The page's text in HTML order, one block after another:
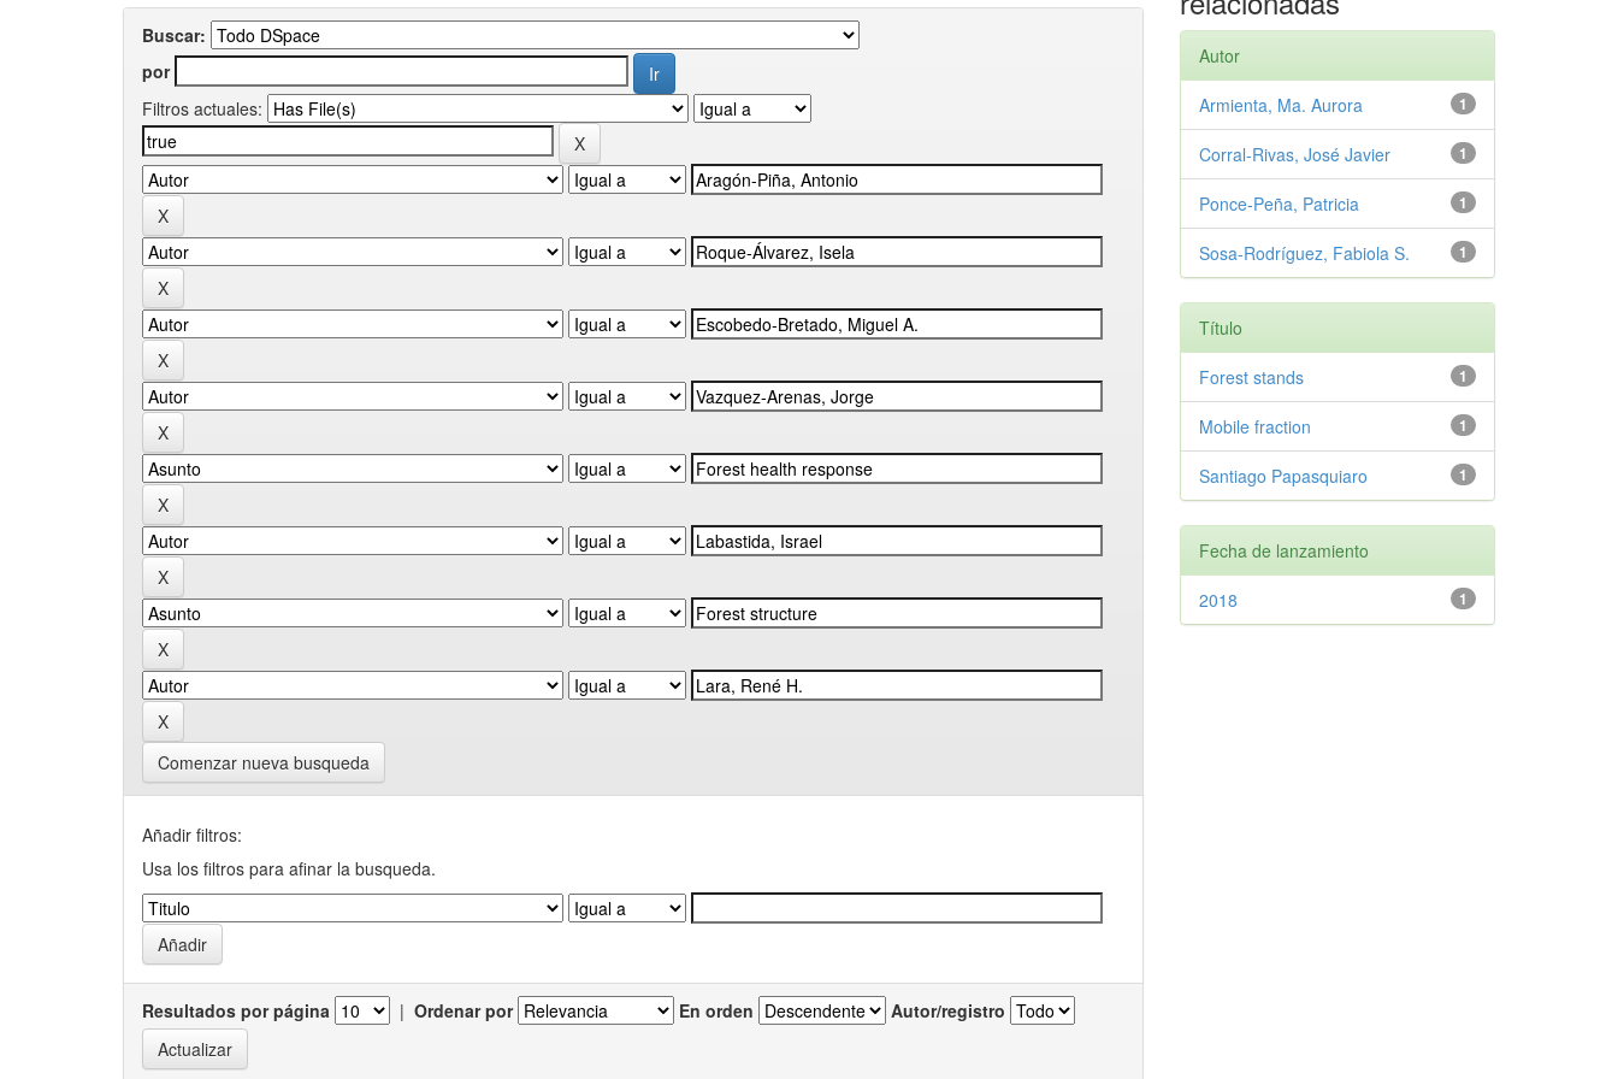
Buscar:
por
Filtros actuales:
Comenzar nueva busqueda
Añadir filtros:
Usa los filtros para afinar la busqueda.
Resultados por página | Ordenar por En orden Autor/registro
Autor
1
Armienta, Ma. Aurora
1
Corral-Rivas, José Javier
1
Ponce-Peña, Patricia
1
Sosa-Rodríguez, Fabiola S.
Título
1
Forest stands
1
Mobile fraction
1
Santiago Papasquiaro
Fecha de lanzamiento
1
2018